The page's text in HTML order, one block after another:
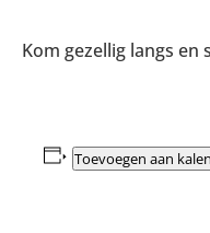
Kom gezellig langs en
Toevoegen aan